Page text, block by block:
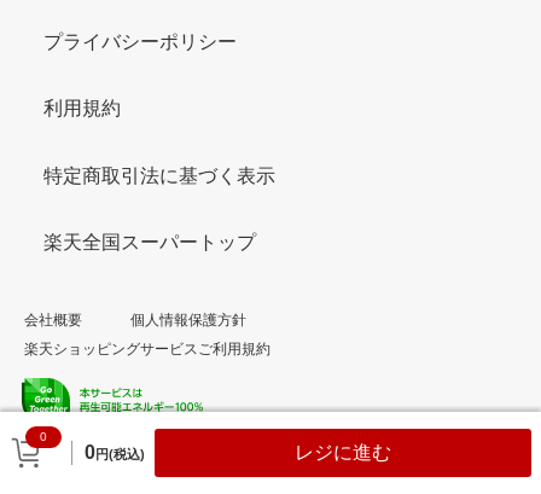
0
0円(税込) レジに進む
プライバシーポリシー
利用規約
特定商取引法に基づく表示
楽天全国スーパートップ
会社概要
個人情報保護方針
楽天ショッピングサービスご利用規約
© Rakuten Group, Inc.